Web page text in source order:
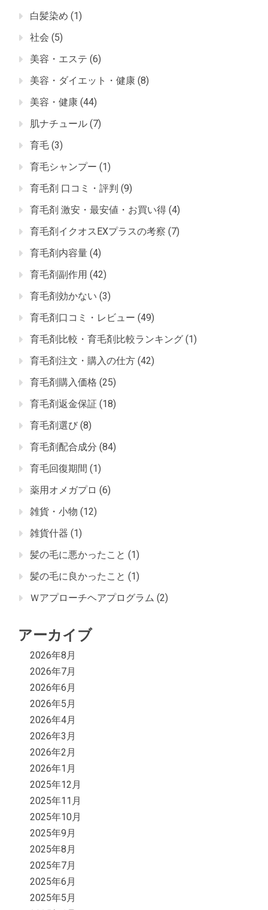
白髪染め (1)
社会 (5)
美容・エステ (6)
美容・ダイエット・健康 (8)
美容・健康 (44)
肌ナチュール (7)
育毛 (3)
育毛シャンプー (1)
育毛剤 口コミ・評判 (9)
育毛剤 激安・最安値・お買い得 (4)
育毛剤イクオスEXプラスの考察 (7)
育毛剤内容量 (4)
育毛剤副作用 (42)
育毛剤効かない (3)
育毛剤口コミ・レビュー (49)
育毛剤比較・育毛剤比較ランキング (1)
育毛剤注文・購入の仕方 (42)
育毛剤購入価格 (25)
育毛剤返金保証 (18)
育毛剤選び (8)
育毛剤配合成分 (84)
育毛回復期間 (1)
薬用オメガプロ (6)
雑貨・小物 (12)
雑貨什器 (1)
髪の毛に悪かったこと (1)
髪の毛に良かったこと (1)
Ｗアプローチヘアプログラム (2)
アーカイブ
2026年8月
2026年7月
2026年6月
2026年5月
2026年4月
2026年3月
2026年2月
2026年1月
2025年12月
2025年11月
2025年10月
2025年9月
2025年8月
2025年7月
2025年6月
2025年5月